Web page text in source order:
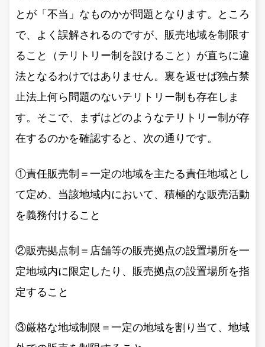
とが「不当」なものかが問題となります。ところ
で、よく誤解されるのですが、販売地域を制限す
ること（テリトリー制を設けること）が直ちに違
法となるわけではありません。裏を返せば独占禁
止法上何ら問題のないテリトリー制も存在しま
す。そこで、まずはどのようなテリトリー制が存
在するのかを確認すると、次の通りです。
①責任販売制＝一定の地域を主たる責任地域とし
て定め、当該地域内において、積極的な販売活動
を義務付けること
②販売拠点制＝店舗等の販売拠点の設置場所を一
定地域内に限定したり、販売拠点の設置場所を指
定すること
③厳格な地域制限＝一定の地域を割り当て、地域